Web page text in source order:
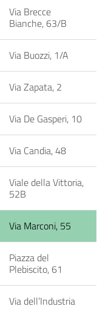
Via Brecce
Bianche, 63/B
Via Buozzi, 1/A
Via Zapata, 2
Via De Gasperi, 10
Via Candia, 48
Viale della Vittoria,
52B
Via Marconi, 55
Piazza del
Plebiscito, 61
Via dell’Industria